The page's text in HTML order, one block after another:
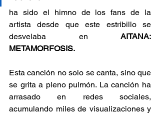
ha sido el himno de los fans de la
artista desde que este estribillo se
desvelaba en AITANA:
METAMORFOSIS.
Esta canción no solo se canta, sino que
se grita a pleno pulmón. La canción ha
arrasado en redes sociales,
acumulando miles de visualizaciones y